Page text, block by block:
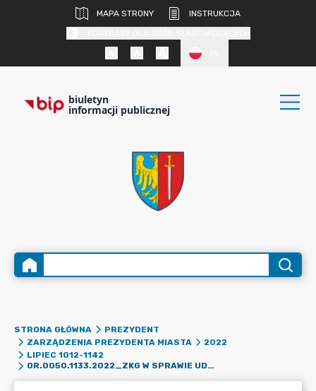
MAPA STRONY
INSTRUKCJA
biuletyn
informacji publicznej
STRONA GŁÓWNA
PREZYDENT
ZARZĄDZENIA PREZYDENTA MIASTA
2022
LIPIEC 1012-1142
OR.0050.1133.2022_ZKG W SPRAWIE UDZIELENIA ZAMÓWIENIA DO 130.000 ZŁOTYCH NA WYKONANIE ŚWIADECTW CHARAKTERYSTYKI ENERGETYCZNEJ DLA BUDYNKU URZĘDU MIASTA ŻORY